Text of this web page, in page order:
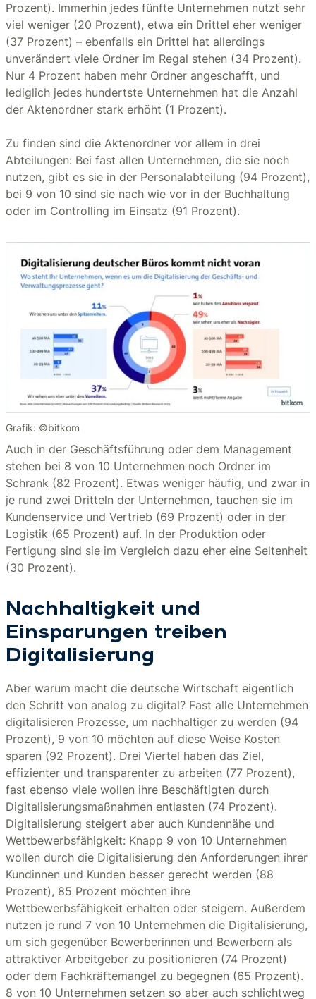
Prozent). Immerhin jedes fünfte Unternehmen nutzt sehr
viel weniger (20 Prozent), etwa ein Drittel eher weniger
(37 Prozent) – ebenfalls ein Drittel hat allerdings
unverändert viele Ordner im Regal stehen (34 Prozent).
Nur 4 Prozent haben mehr Ordner angeschafft, und
lediglich jedes hundertste Unternehmen hat die Anzahl
der Aktenordner stark erhöht (1 Prozent).
Zu finden sind die Aktenordner vor allem in drei
Abteilungen: Bei fast allen Unternehmen, die sie noch
nutzen, gibt es sie in der Personalabteilung (94 Prozent),
bei 9 von 10 sind sie nach wie vor in der Buchhaltung
oder im Controlling im Einsatz (91 Prozent).
Grafik: ©bitkom
Auch in der Geschäftsführung oder dem Management
stehen bei 8 von 10 Unternehmen noch Ordner im
Schrank (82 Prozent). Etwas weniger häufig, und zwar in
je rund zwei Dritteln der Unternehmen, tauchen sie im
Kundenservice und Vertrieb (69 Prozent) oder in der
Logistik (65 Prozent) auf. In der Produktion oder
Fertigung sind sie im Vergleich dazu eher eine Seltenheit
(30 Prozent).
Nachhaltigkeit und
Einsparungen treiben
Digitalisierung
Aber warum macht die deutsche Wirtschaft eigentlich
den Schritt von analog zu digital? Fast alle Unternehmen
digitalisieren Prozesse, um nachhaltiger zu werden (94
Prozent), 9 von 10 möchten auf diese Weise Kosten
sparen (92 Prozent). Drei Viertel haben das Ziel,
effizienter und transparenter zu arbeiten (77 Prozent),
fast ebenso viele wollen ihre Beschäftigten durch
Digitalisierungsmaßnahmen entlasten (74 Prozent).
Digitalisierung steigert aber auch Kundennähe und
Wettbewerbsfähigkeit: Knapp 9 von 10 Unternehmen
wollen durch die Digitalisierung den Anforderungen ihrer
Kundinnen und Kunden besser gerecht werden (88
Prozent), 85 Prozent möchten ihre
Wettbewerbsfähigkeit erhalten oder steigern. Außerdem
nutzen je rund 7 von 10 Unternehmen die Digitalisierung,
um sich gegenüber Bewerberinnen und Bewerbern als
attraktiver Arbeitgeber zu positionieren (74 Prozent)
oder dem Fachkräftemangel zu begegnen (65 Prozent).
8 von 10 Unternehmen setzen so aber auch schlichtweg